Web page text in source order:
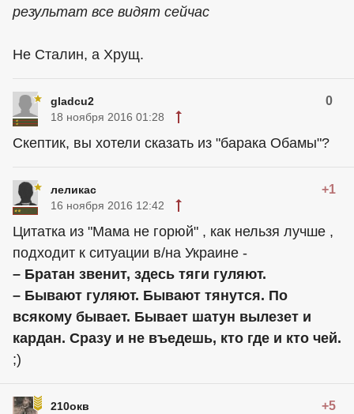
результат все видят сейчас
Не Сталин, а Хрущ.
gladcu2 0
18 ноября 2016 01:28
Скептик, вы хотели сказать из "барака Обамы"?
леликас +1
16 ноября 2016 12:42
Цитатка из "Мама не горюй" , как нельзя лучше ,
подходит к ситуации в/на Украине -
– Братан звенит, здесь тяги гуляют.
– Бывают гуляют. Бывают тянутся. По
всякому бывает. Бывает шатун вылезет и
кардан. Сразу и не въедешь, кто где и кто чей.
;)
210окв +5